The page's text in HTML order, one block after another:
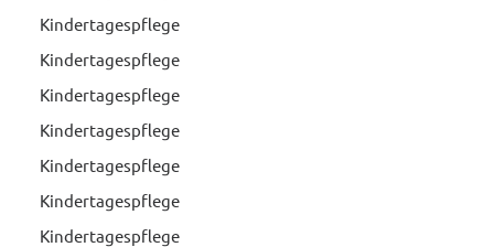
Kindertagespflege
Kindertagespflege
Kindertagespflege
Kindertagespflege
Kindertagespflege
Kindertagespflege
Kindertagespflege